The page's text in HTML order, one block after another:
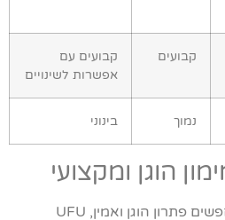
קבועים
קבועים עם
אפשרות לשינויים
נמוך בינוני
אם אתם זקוקים למימון ומחפשים פתרון הוגן ואמין, UFU